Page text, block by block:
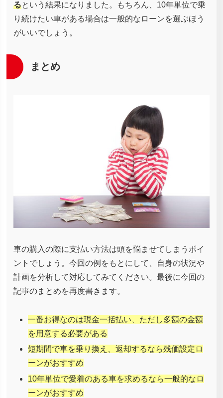
るという結果になりました。もちろん、10年単位で乗
り続けたい車がある場合は一般的なローンを選ぶほう
がいいでしょう。
まとめ
車の購入の際に支払い方法は頭を悩ませてしまうポイ
ントでしょう。今回の例をもとにして、自身の状況や
計画を分析して対応してみてください。最後に今回の
記事のまとめを再度書きます。
一番お得なのは現金一括払い、ただし多額の金額
を用意する必要がある
短期間で車を乗り換え、返却するなら残価設定ロ
ーンがおすすめ
10年単位で愛着のある車を求めるなら一般的なロ
ーンがおすすめ